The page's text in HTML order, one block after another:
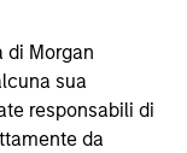
di Morgan
sua
responsabili di
da
di performance
di
essere
valutare
i rischi, le